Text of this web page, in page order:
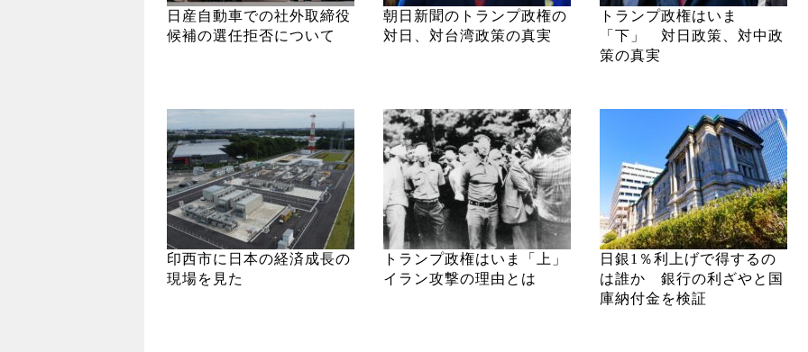
日産自動車での社外取締役
候補の選任拒否について
朝日新聞のトランプ政権の
対日、対台湾政策の真実
トランプ政権はいま
「下」 対日政策、対中政
策の真実
印西市に日本の経済成長の
現場を見た
トランプ政権はいま「上」
イラン攻撃の理由とは
日銀1％利上げで得するの
は誰か 銀行の利ざやと国
庫納付金を検証